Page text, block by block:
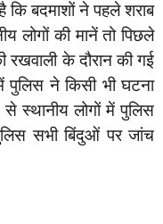
कि बदमाशों ने पहले शराब
लोगों की मानें तो पिछले
के दौरान की गई
ने किसी भी घटना
स्थानीय लोगों में पुलिस
सभी बिंदुओं पर जांच